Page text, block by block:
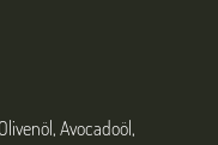
Avocadoöl,